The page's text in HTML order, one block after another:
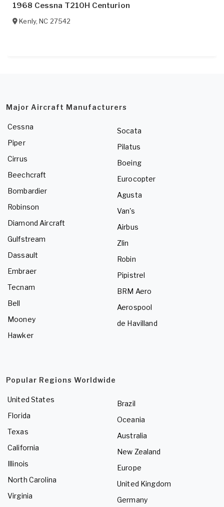
1968 Cessna T210H Centurion
Kenly,NC 27542
Major Aircraft Manufacturers
Cessna
Piper
Cirrus
Beechcraft
Bombardier
Robinson
Diamond Aircraft
Gulfstream
Dassault
Embraer
Tecnam
Bell
Mooney
Hawker
Socata
Pilatus
Boeing
Eurocopter
Agusta
Van's
Airbus
Zlin
Robin
Pipistrel
BRM Aero
Aerospool
de Havilland
Popular Regions Worldwide
United States
Florida
Texas
California
Illinois
North Carolina
Virginia
Brazil
Oceania
Australia
New Zealand
Europe
United Kingdom
Germany